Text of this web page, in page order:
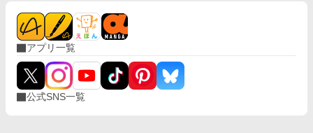
アプリ一覧
公式SNS一覧